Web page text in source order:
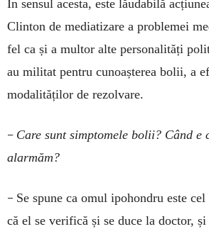
În sensul a­ces­ta, este lăudabilă
Clinton de mediatizare a problemei
fel ca și a multor alte personalități
au militat pentru cunoașterea bolii, a
modalităților de rezolvare.
– Care sunt simptomele bolii? Când e
alarmăm?
– Se spune ca omul ipohondru este
că el se verifică și se duce la doctor, și